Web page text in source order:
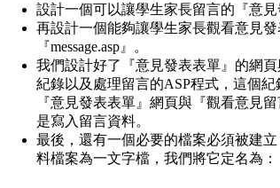
設計一個可以讓學生家長留言的『意見
再設計一個能夠讓學生家長觀看意見
『message.asp』。
我們設計好了『意見發表表單』的網
紀錄以及處理留言的ASP程式，這個
『意見發表表單』網頁與『觀看意見
是寫入留言資料。
最後，還有一個必要的檔案必須被建
料檔案為一文字檔，我們將它定名為：